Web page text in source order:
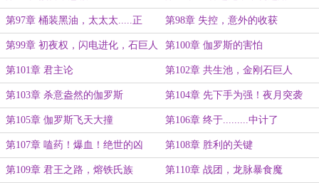
第97章 桶装黑油，太太太.....正
了！
第98章 失控，意外的收获
第99章 初夜权，闪电进化，石巨人 第100章 伽罗斯的害怕
第101章 君主论 第102章 共生池，金刚石巨人
第103章 杀意盎然的伽罗斯 第104章 先下手为强！夜月突袭
第105章 伽罗斯飞天大撞 第106章 终于.........中计了
第107章 嗑药！爆血！绝世的凶
星！赢！（大章，求月票）
第108章 胜利的关键
第109章 君王之路，熔铁氏族 第110章 战团，龙脉暴食魔